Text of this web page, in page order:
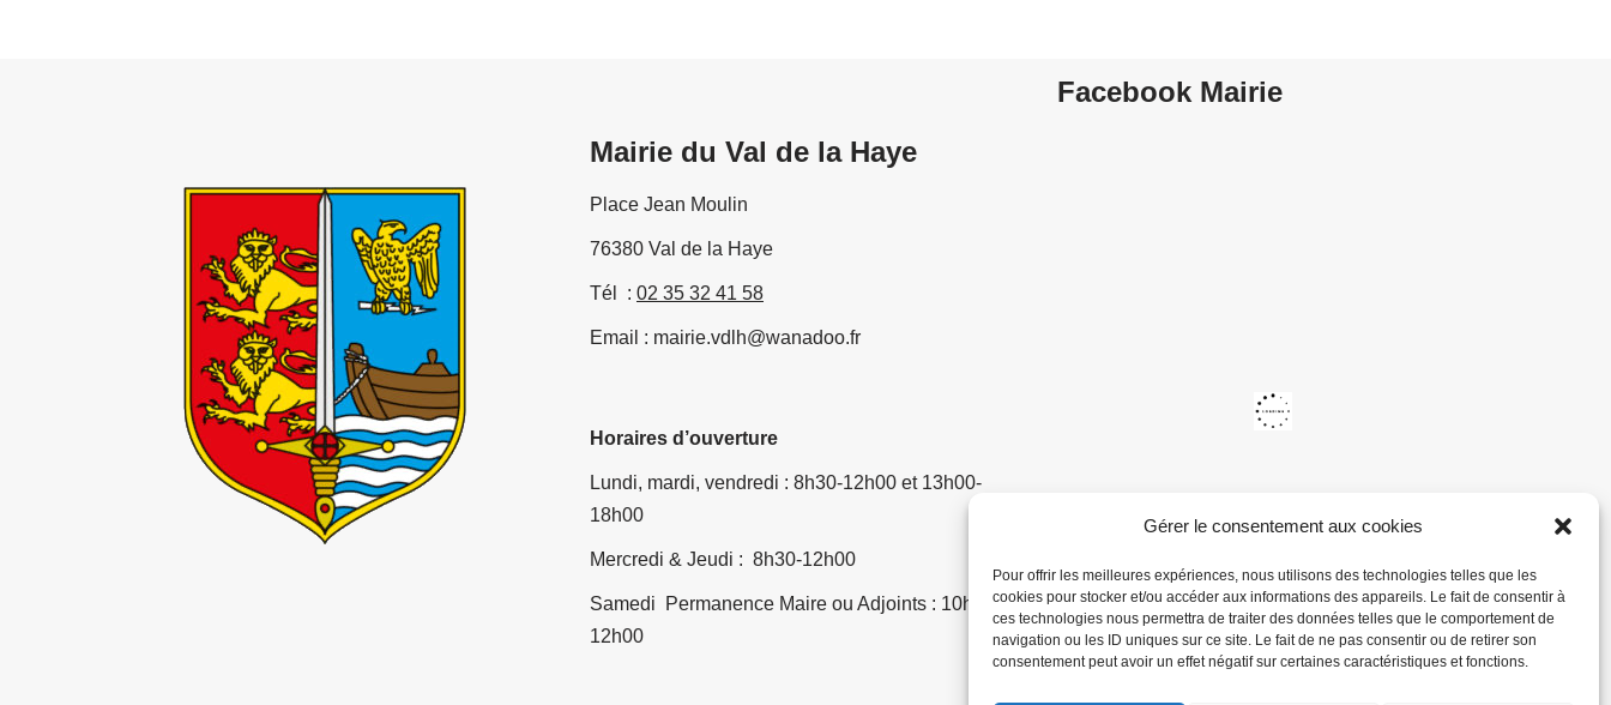
Gérer le consentement aux cookies
Pour offrir les meilleures expériences, nous utilisons des technologies telles que les
cookies pour stocker et/ou accéder aux informations des appareils. Le fait de consentir à
ces technologies nous permettra de traiter des données telles que le comportement de
navigation ou les ID uniques sur ce site. Le fait de ne pas consentir ou de retirer son
consentement peut avoir un effet négatif sur certaines caractéristiques et fonctions.
Mairie du Val de la Haye
Place Jean Moulin
76380 Val de la Haye
Tél : 02 35 32 41 58
Email : mairie.vdlh@wanadoo.fr
Horaires d’ouverture
Lundi, mardi, vendredi : 8h30-12h00 et 13h00-
18h00
Mercredi & Jeudi : 8h30-12h00
Samedi Permanence Maire ou Adjoints : 10h00-
12h00
Facebook Mairie